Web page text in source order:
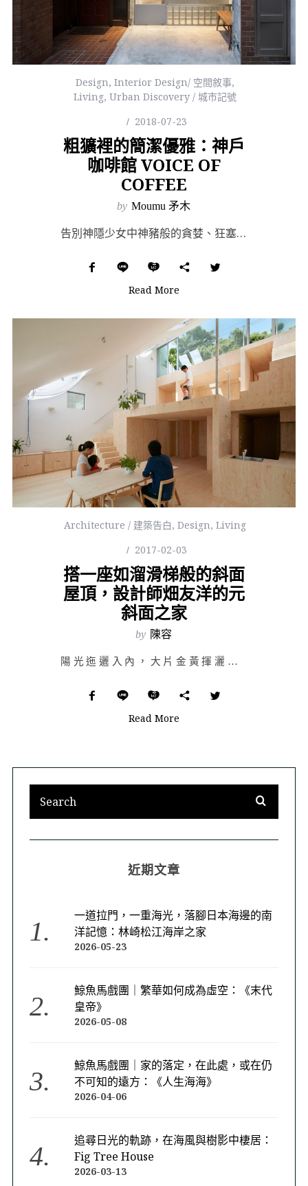
Design, Interior Design/ 空間敘事,
Living, Urban Discovery / 城市記號
2018-07-23
粗獷裡的簡潔優雅：神戶
咖啡館 VOICE OF
COFFEE
by Moumu 矛木
告別神隱少女中神豬般的貪婪、狂塞、猛嚥，如今我們終於能夠靜下來，好好凝視、清理、告別再迎接自己。過去...
Read More
Architecture / 建築告白, Design, Living
2017-02-03
搭一座如溜滑梯般的斜面
屋頂，設計師畑友洋的元
斜面之家
by 陳容
陽光迤邐入內，大片金黃揮灑在滿室木頭色的地板與牆面，傍山而居；迎面而來的是居高臨下、遼闊的遠景。日本…
Read More
近期文章
一道拉門，一重海光，落腳日本海邊的南
洋記憶：林崎松江海岸之家
2026-05-23
鯨魚馬戲團｜繁華如何成為虛空：《末代
皇帝》
2026-05-08
鯨魚馬戲團｜家的落定，在此處，或在仍
不可知的遠方：《人生海海》
2026-04-06
追尋日光的軌跡，在海風與樹影中棲居：
Fig Tree House
2026-03-13